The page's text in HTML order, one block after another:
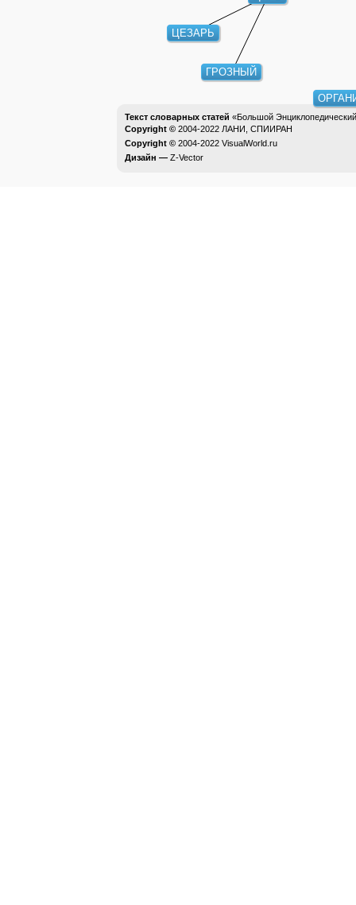
ЦЕЗАРЬ
ГРОЗНЫЙ
Текст словарных статей «Большой
Copyright © 2004-2022 ЛАНИ, СПИИРАН
Copyright © 2004-2022 VisualWorld.ru
Дизайн — Z-Vector